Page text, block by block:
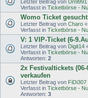
Letzter Beitrag von Urnl991
Verfasst in Ticketbörse -
Womo Ticket gesucht
Letzter Beitrag von Charo «
Verfasst in Ticketbörse -
V: 1 VIP-Ticket (6-
Letzter Beitrag von Digit14
Verfasst in Ticketbörse -
Antworten: 2
2x Festivaltickets
verkaufen
Letzter Beitrag von FiDi307
Verfasst in Ticketbörse -
Antworten: 3